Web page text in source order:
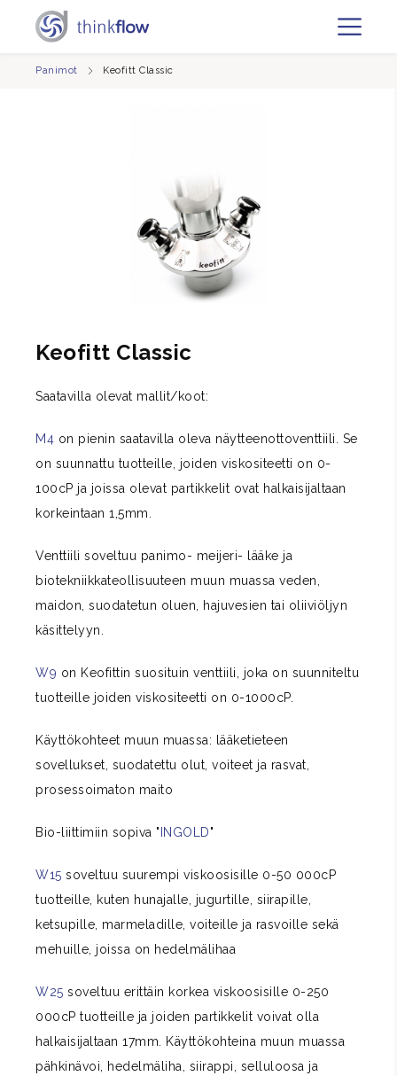
Panimot Keofitt Classic
Keofitt Classic
Saatavilla olevat mallit/koot:
M4 on pienin saatavilla oleva näytteenottoventtiili. Se
on suunnattu tuotteille, joiden viskositeetti on 0-
100cP ja joissa olevat partikkelit ovat halkaisijaltaan
korkeintaan 1,5mm.
Venttiili soveltuu panimo- meijeri- lääke ja
biotekniikkateollisuuteen muun muassa veden,
maidon, suodatetun oluen, hajuvesien tai oliiviöljyn
käsittelyyn.
W9 on Keofittin suosituin venttiili, joka on suunniteltu
tuotteille joiden viskositeetti on 0-1000cP.
Käyttökohteet muun muassa: lääketieteen
sovellukset, suodatettu olut, voiteet ja rasvat,
prosessoimaton maito
Bio-liittimiin sopiva " INGOLD"
W15 soveltuu suurempi viskoosisille 0-50 000cP
tuotteille, kuten hunajalle, jugurtille, siirapille,
ketsupille, marmeladille, voiteille ja rasvoille sekä
mehuille, joissa on hedelmälihaa
W25 soveltuu erittäin korkea viskoosisille 0-250
000cP tuotteille ja joiden partikkelit voivat olla
halkaisijaltaan 17mm. Käyttökohteina muun muassa
pähkinävoi, hedelmäliha, siirappi, selluloosa ja